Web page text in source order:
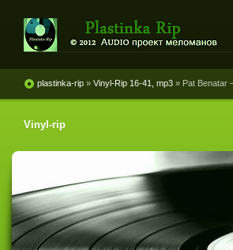
винила и магнитоальбомов
plastinka-rip » Vinyl-Rip 16-41, mp3 » Pat Benatar
Vinyl-rip